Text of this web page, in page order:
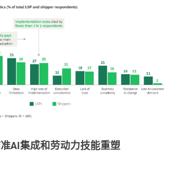
AI集成和劳动力技能重塑